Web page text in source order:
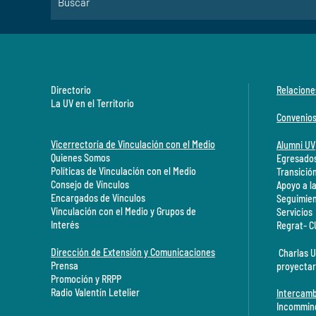
Directorio
La UV en el Territorio
Vicerrectoría de Vinculación con el Medio
Quienes Somos
Políticas de Vinculación con el Medio
Consejo de Vínculos
Encargados de Vínculos
Vinculación con el Medio y Grupos de
Interés
Dirección de Extensión y Comunicaciones
Prensa
Promoción y RRPP
Radio Valentín Letelier
Convenios
Alumni UV
Apoyo a
Servicios
Regrat-
Charlas